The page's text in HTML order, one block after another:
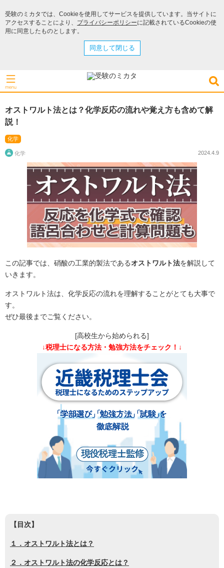
受験のミカタでは、Cookieを使用してサービスを提供しています。当サイトに
アクセスすることにより、 プライバシーポリシーに記載されているCookieの使
用に同意したものとします。
同意して閉じる
オストワルト法とは？化学反応の流れや覚え方も含めて解
説！
化学
化学 2024.4.9
この記事では、硝酸の工業的製法であるオストワルト法を解説して
いきます。
オストワルト法は、化学反応の流れを理解することがとても大事で
す。
ぜひ最後までご覧ください。
[高校生から始められる]
↓税理士になる方法・勉強方法をチェック！↓
【目次】
１．オストワルト法とは？
２．オストワルト法の化学反応とは？